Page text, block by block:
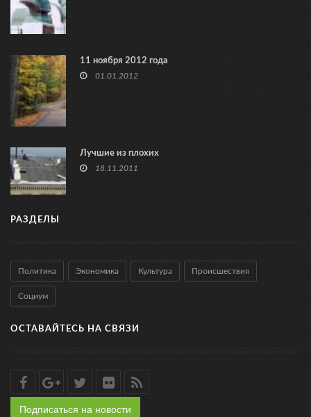
11 ноября 2012 года
01.01.2012
Лучшие из плохих
18.11.2011
РАЗДЕЛЫ
Политика Экономика Культура Происшествия
Социум
ОСТАВАЙТЕСЬ НА СВЯЗИ
Подписаться на новости